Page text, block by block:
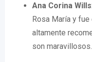
Ana Corina Wills
Rosa María y
altamente
son